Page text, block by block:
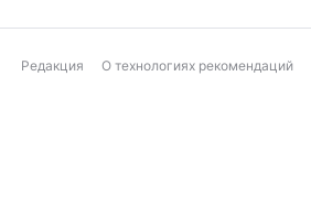
Редакция О технологиях рекомендаций